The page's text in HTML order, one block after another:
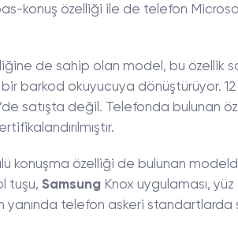
konuş özelliği ile de telefon
de sahip olan model, bu özellik
barkod okuyucuya dönüştürüyor. 12
satışta değil. Telefonda bulunan
konuşma özelliği de bulunan
tuşu, SamsungKnox uygulaması,
yanında telefon askeri